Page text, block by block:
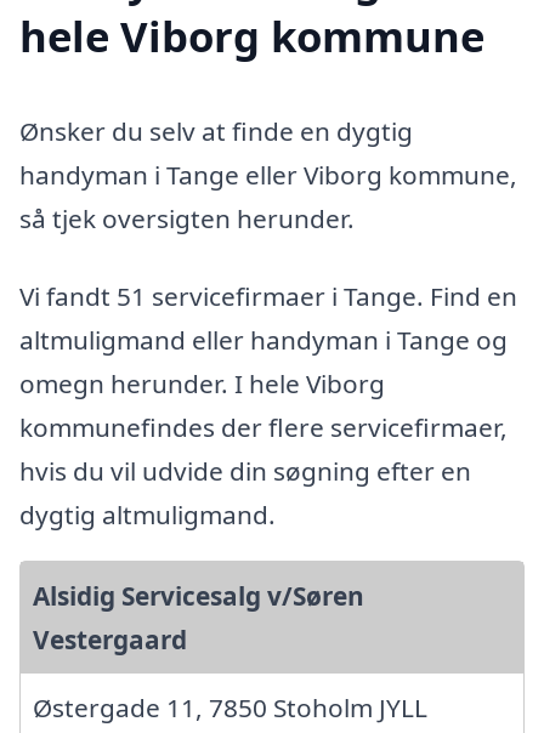
hele Viborg kommune
Ønsker du selv at finde en dygtig
handyman i Tange eller Viborg kommune,
så tjek oversigten herunder.
Vi fandt 51 servicefirmaer i Tange. Find en
altmuligmand eller handyman i Tange og
omegn herunder. I hele Viborg
kommunefindes der flere servicefirmaer,
hvis du vil udvide din søgning efter en
dygtig altmuligmand.
Alsidig Servicesalg v/Søren
Vestergaard
Østergade 11, 7850 Stoholm JYLL